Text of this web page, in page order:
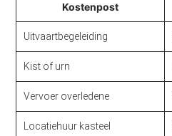
Kostenpost
Uitvaartbegeleiding
Kist of urn
Vervoer overledene
Locatiehuur kasteel